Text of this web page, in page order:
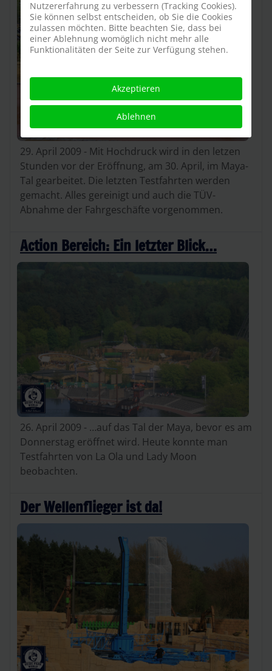
29. April 2009 - Mit Hochdruck wird in den letzen
Stunden vor der Eröffnung, am 30. April, im Maya-
Tal gearbeitet. Die letzten Testfahrten werden
gemacht. Alles gereinigt und auch die TÜV-
Abnahme der Fahrgeschäfte vorgenommen.
Action Bereich: Ein letzter Blick…
26. April 2009 - …auf das Tal der Maya, bevor es am
Donnerstag eröffnet wird. Heute konnte man
Testfahrten von La Ola und Lady Moon
beobachten.
Der Wellenflieger ist da!
Nutzererfahrung zu verbessern (Tracking Cookies).
Sie können selbst entscheiden, ob Sie die Cookies
zulassen möchten. Bitte beachten Sie, dass bei
einer Ablehnung womöglich nicht mehr alle
Funktionalitäten der Seite zur Verfügung stehen.
Akzeptieren
Ablehnen